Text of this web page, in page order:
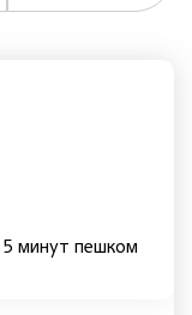
5 минут пешком